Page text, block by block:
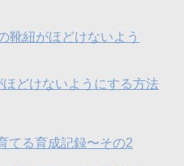
どけないようにする方法